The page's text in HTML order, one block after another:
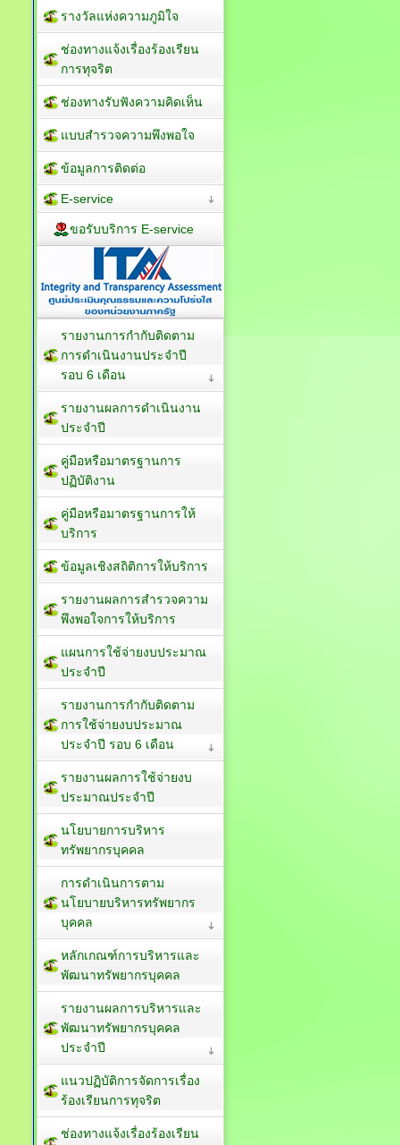
รางวัลแห่งความภูมิใจ
ช่องทางแจ้งเรื่องร้องเรียน
การทุจริต
ช่องทางรับฟังความคิดเห็น
แบบสำรวจความพึงพอใจ
ข้อมูลการติดต่อ
E-service
ขอรับบริการ E-service
รายงานการกำกับติดตาม
การดำเนินงานประจำปี
รอบ 6 เดือน
รายงานผลการดำเนินงาน
ประจำปี
คู่มือหรือมาตรฐานการ
ปฏิบัติงาน
คู่มือหรือมาตรฐานการให้
บริการ
ข้อมูลเชิงสถิติการให้บริการ
รายงานผลการสำรวจความ
พึงพอใจการให้บริการ
แผนการใช้จ่ายงบประมาณ
ประจำปี
รายงานการกำกับติดตาม
การใช้จ่ายงบประมาณ
ประจำปี รอบ 6 เดือน
รายงานผลการใช้จ่ายงบ
ประมาณประจำปี
นโยบายการบริหาร
ทรัพยากรบุคคล
การดำเนินการตาม
นโยบายบริหารทรัพยากร
บุคคล
หลักเกณฑ์การบริหารและ
พัฒนาทรัพยากรบุคคล
รายงานผลการบริหารและ
พัฒนาทรัพยากรบุคคล
ประจำปี
แนวปฏิบัติการจัดการเรื่อง
ร้องเรียนการทุจริต
ช่องทางแจ้งเรื่องร้องเรียน